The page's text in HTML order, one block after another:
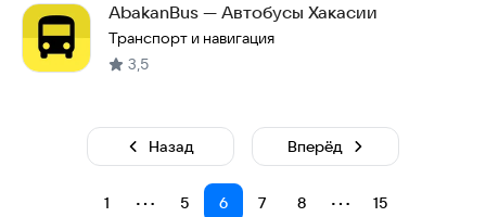
AbakanBus — Автобусы Хакасии
Транспорт и навигация
3,5
Назад
1 ⋯ 5 6 7 8 ⋯ 15
Вперёд